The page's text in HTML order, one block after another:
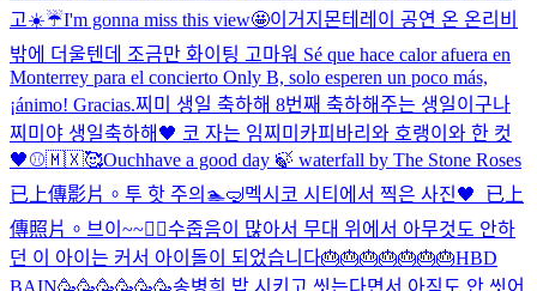
고☀️☔️I'm gonna miss this view🤩이거지 몬테레이 공연 온 온리비
밖에 더울텐데 조금만 화이팅 고마워 Sé que hace calor afuera en
Monterrey para el concierto Only B, solo esperen un poco más,
¡ánimo! Gracias.찌미 생일 축하해 8번째 축하해주는 생일이구나
찌미야 생일축하해🖤 코 자는 임찌미 카피바리와 호랭이와 한 컷
🖤⚾🇲🇽🥰Ouchhave a good day 🍃 waterfall by The Stone Roses
已上傳影片。 투 핫 주의🏊🤿멕시코 시티에서 찍은 사진🖤
已上
傳照片。 브이~~✌🏻수줍음이 많아서 무대 위에서 아무것도 안하
던 이 아이는 커서 아이돌이 되었습니다🎂🎂🎂🎂🎂🎂🎂HBD
BAIN🥳🥳🥳🥳🥳🥳송병희 밥 시키고 씻는다면서 아직도 안 씻어